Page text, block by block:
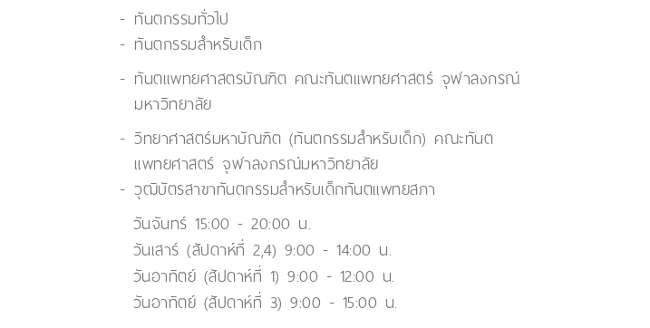
ทันตกรรมทั่วไป
ทันตกรรมสำหรับเด็ก
ทันตแพทยศาสตรบัณฑิต คณะทันตแพทยศาสตร์ จุฬาลงกรณ์
มหาวิทยาลัย
วิทยาศาสตร์มหาบัณฑิต (ทันตกรรมสำหรับเด็ก) คณะทันต
แพทยศาสตร์ จุฬาลงกรณ์มหาวิทยาลัย
วุฒิบัตรสาขาทันตกรรมสำหรับเด็กทันตแพทยสภา
วันจันทร์ 15:00 - 20:00 น.
วันเสาร์ (สัปดาห์ที่ 2,4) 9:00 - 14:00 น.
วันอาทิตย์ (สัปดาห์ที่ 1) 9:00 - 12:00 น.
วันอาทิตย์ (สัปดาห์ที่ 3) 9:00 - 15:00 น.